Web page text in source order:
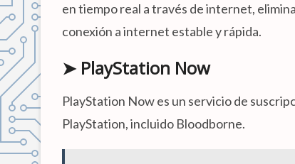
en tiempo real a través de internet,
conexión a internet estable y rápida.
➤ PlayStation Now
PlayStation Now es un servicio de
PlayStation, incluido Bloodborne.